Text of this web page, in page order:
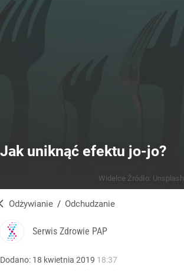
Jak uniknąć efektu jo-jo?
Widelce Źródło: Unsplash
Odżywianie / Odchudzanie
Serwis Zdrowie PAP
Dodano: 18 kwietnia 2019 18:37